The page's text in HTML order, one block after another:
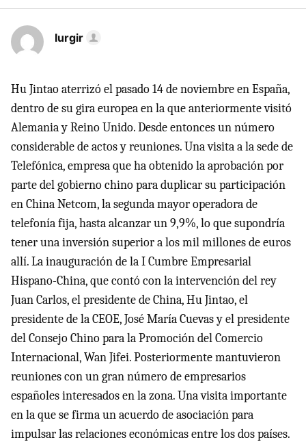
Iurgir
Hu Jintao aterrizó el pasado 14 de noviembre en España,
dentro de su gira europea en la que anteriormente visitó
Alemania y Reino Unido. Desde entonces un número
considerable de actos y reuniones. Una visita a la sede de
Telefónica, empresa que ha obtenido la aprobación por
parte del gobierno chino para duplicar su participación
en China Netcom, la segunda mayor operadora de
telefonía fija, hasta alcanzar un 9,9%, lo que supondría
tener una inversión superior a los mil millones de euros
allí. La inauguración de la I Cumbre Empresarial
Hispano-China, que contó con la intervención del rey
Juan Carlos, el presidente de China, Hu Jintao, el
presidente de la CEOE, José María Cuevas y el presidente
del Consejo Chino para la Promoción del Comercio
Internacional, Wan Jifei. Posteriormente mantuvieron
reuniones con un gran número de empresarios
españoles interesados en la zona. Una visita importante
en la que se firma un acuerdo de asociación para
impulsar las relaciones económicas entre los dos países.